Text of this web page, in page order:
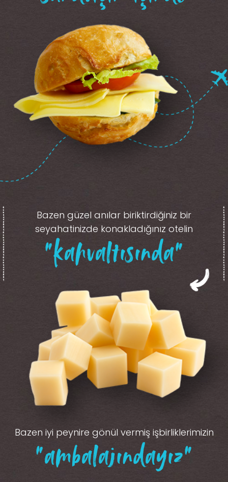
Bazen güzel anılar biriktirdiğiniz bir
seyahatinizde konakladığınız otelin
“kahvaltısında”
Bazen iyi peynire gönül vermiş işbirliklerimizin
“ambalajındayız”